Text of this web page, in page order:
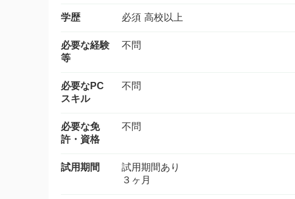
学歴 必須 高校以上
必要な経験
等
不問
必要なPC
スキル
不問
必要な免
許・資格
不問
試用期間
試用期間あり
３ヶ月